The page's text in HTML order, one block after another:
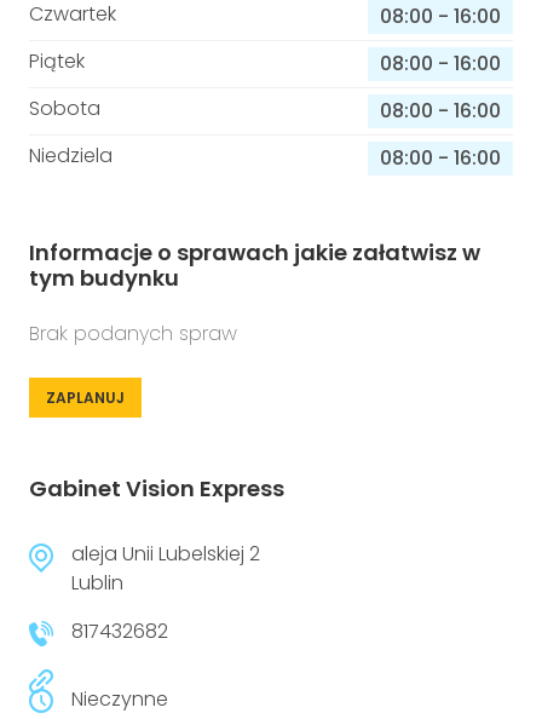
Czwartek
08:00 - 16:00
Piątek
08:00 - 16:00
Sobota
08:00 - 16:00
Niedziela
08:00 - 16:00
Informacje o sprawach jakie załatwisz w
tym budynku
Brak podanych spraw
ZAPLANUJ
Gabinet Vision Express
aleja Unii Lubelskiej 2
Lublin
817432682
Nieczynne